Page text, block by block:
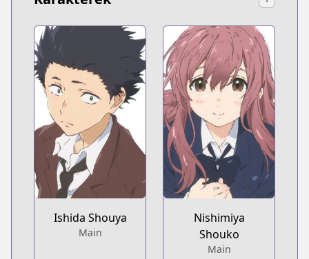
Ishida Shouya
Main
Nishimiya
Shouko
Main